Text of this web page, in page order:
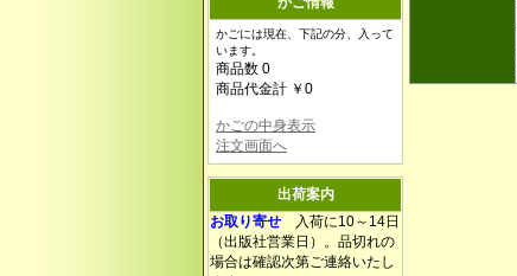
かごには現在、下記の分、入って
います。
商品数 0
商品代金計 ￥0
かごの中身表示
注文画面へ
出荷案内
お取り寄せ 入荷に10～14日
（出版社営業日）。品切れの
場合は確認次第ご連絡いたし